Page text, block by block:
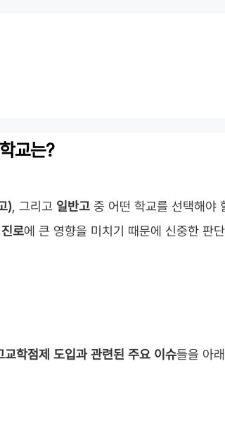
교는?
), 그리고 일반고 중 어떤 학교를 선택해야
로에 큰 영향을 미치기 때문에 신중한 판
교학점제 도입과 관련된 주요 이슈들을 아